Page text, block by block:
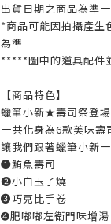
出貨日期之商品為準
*商品可能因拍攝產生
為準
*****圖中的道具配件
【商品特色】
蠟筆小新★壽司祭登場
一共化身為6款美味壽
讓我們跟著蠟筆小新
➊鮪魚壽司
➋小白玉子燒
➌巧克比手卷
➍肥嘟嘟左衛門味增湯